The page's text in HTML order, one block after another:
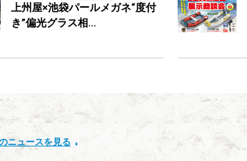
上州屋×池袋パールメガネ“度付
き”偏光グラス相…
ニュースを見る